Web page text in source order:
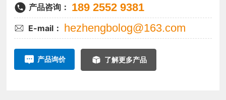
产品咨询： 189 2552 9381
E-mail： hezhengbolog@163.com
产品询价 了解更多产品